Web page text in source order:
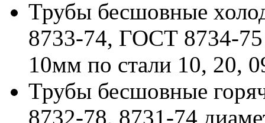
Трубы бесшовные
8733-74, ГОСТ 8734-
10мм по стали 10, 20,
Трубы бесшовные
8732-78, 8731-74